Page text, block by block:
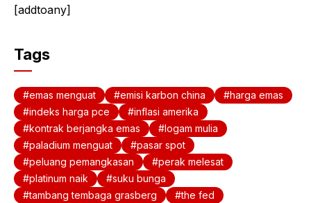
[addtoany]
Tags
emas menguat emisi karbon china
harga emas
indeks harga pce
inflasi amerika
kontrak berjangka emas
logam mulia
paladium menguat
pasar spot
peluang pemangkasan
perak melesat
platinum naik
suku bunga
tambang tembaga grasberg
the fed